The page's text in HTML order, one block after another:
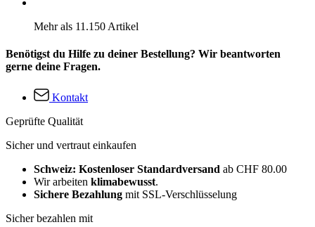
Mehr als 11.150 Artikel
Benötigst du Hilfe zu deiner Bestellung? Wir beantworten
gerne deine Fragen.
Kontakt
Geprüfte Qualität
Sicher und vertraut einkaufen
Schweiz: Kostenloser Standardversand ab CHF 80.00
Wir arbeiten klimabewusst.
Sichere Bezahlung mit SSL-Verschlüsselung
Sicher bezahlen mit